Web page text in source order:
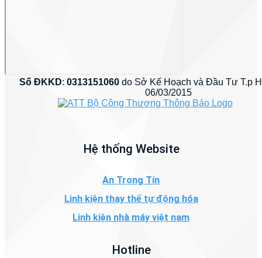
Số ĐKKD:0313151060 do Sở Kế Hoạch và Đầu Tư T.p
06/03/2015
Hệ thống Website
An Trọng Tín
Linh kiện thay thế tự động hóa
Linh kiện nhà máy việt nam
Hotline